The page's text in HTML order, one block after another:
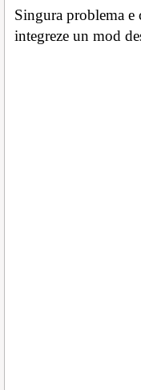
Singura problema e
integreze un mod